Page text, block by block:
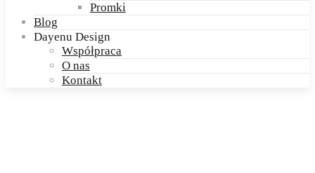
Promki
Blog
Dayenu Design
Współpraca
O nas
Kontakt